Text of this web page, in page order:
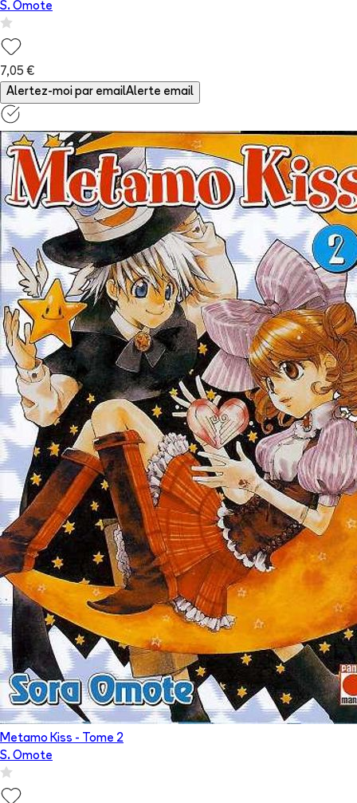
S. Omote
7,05 €
Alertez-moi par emailAlerte email
Metamo Kiss - Tome 2
S. Omote